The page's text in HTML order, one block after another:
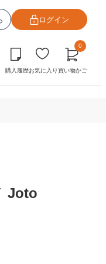
ログイン
購入履歴お気に入り
0
買い物かご
Joto